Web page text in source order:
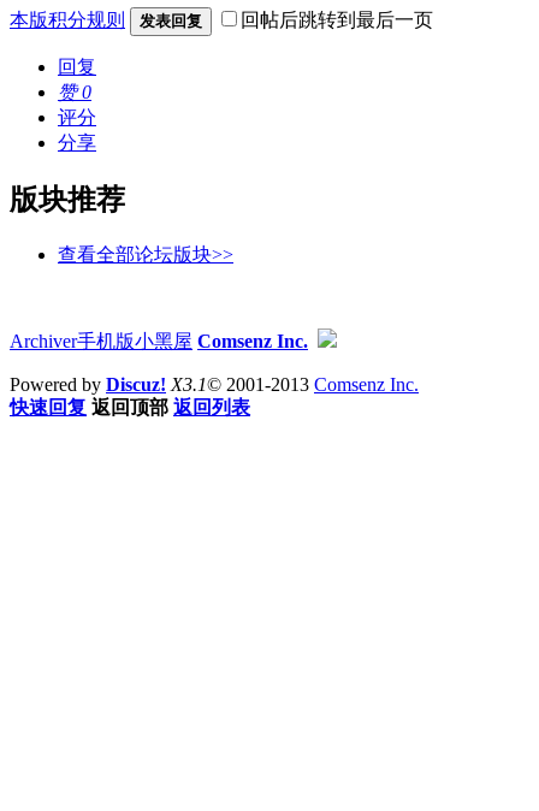
本版积分规则 发表回复 回帖后跳转到最后一页
回复
赞0
评分
分享
版块推荐
查看全部论坛版块>>
Archiver手机版小黑屋 Comsenz Inc.
Powered by Discuz! X3.1© 2001-2013 Comsenz Inc.
快速回复 返回顶部 返回列表